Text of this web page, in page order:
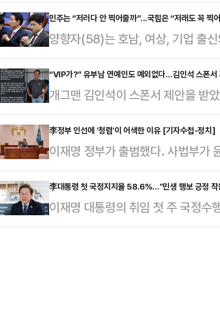
'아빠 찬스', 중국 칭화대 석사학위
100점짜리 공직 후보자가 있다고
은 16일 YTN라디오 '뉴스파이팅'
솔직하게, 객관적으로 국민에게 (
다"며 "(인사청문회를) 그렇게 했을
확하게 이야기를…
민주는 “저러다 안 찍어줄까”...국힘은 “저래도 꼭 찍
양향자(58)는 호남, 여상, 기업 출
이력에 하나 더 추가할, 다른 유력
다. 현재 대한민국에서 조국당만 빼
이준석의 개혁신당을 전후에 몸담
하는 두 당의 차이를 그녀는 이렇게
갑자기 선거에서 외면할까 막연한
는 지지자가 막상 선거에서는 꼭 찍
같다.”탁월한 대…
“VIP가?” 유부남 연예인도 예외없다…김인석 스폰서
개그맨 김인석이 스폰서 제안을 받
난 14일 자신의 소셜미디어(SNS)
하신다고요? 제대로 보고 오신 거
시지)을 공개했다.공개된 메시지에
이전시로, 고액의 스폰서를 필요로
전문 에이전트’라는 소개 글이 담
에게 호감을 가지셔서 연락을 드리
자 하는데,…
李정부 인선에 '청렴'이 어색한 이유 [기자수첩-정치]
이재명 정부가 출범했다. 사법부가
선고를 내리기에 앞서 '내란종식'을
로 인수위원회 없이 출범한 새 정부
에 대한 인선도 신속하다.친명(친
원은 이재명 대통령 인선 기준의
李대통령 첫 국정지지율 58.6%…"민생 행보 긍정
이재명 대통령의 취임 첫 주 국정
론조사 결과가 나왔다.16일 리얼